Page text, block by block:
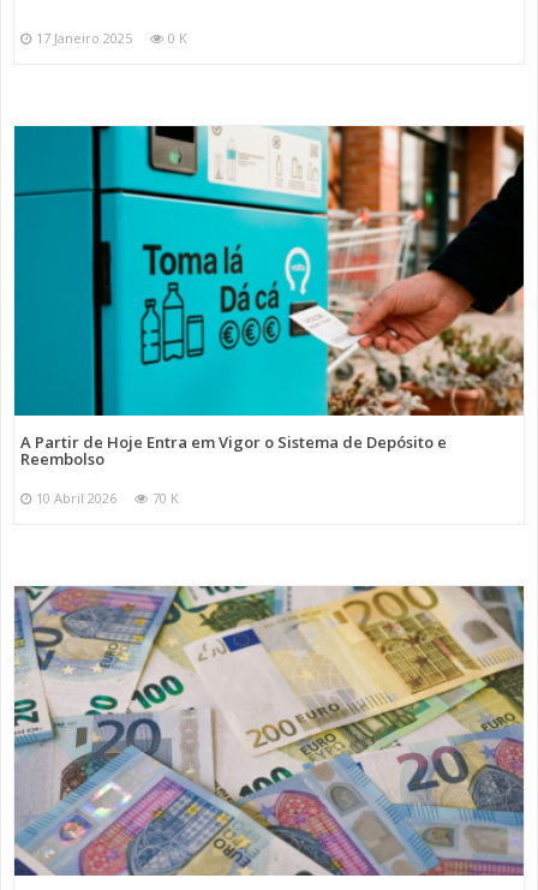
17 Janeiro 2025 0 K
A Partir de Hoje Entra em Vigor o Sistema de Depósito e
Reembolso
10 Abril 2026 70 K